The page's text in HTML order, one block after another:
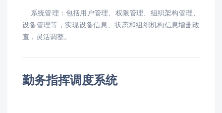
系统管理：包括用户管理、权限管理、组织架构管理、
设备管理等，实现设备信息、状态和组织机构信息增删改
查，灵活调整。
勤务指挥调度系统